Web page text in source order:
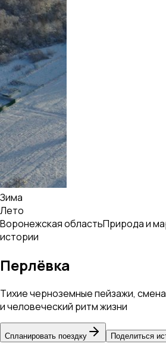
Зима
Лето
Воронежская областьПрирода и
истории
Перлёвка
Тихие черноземные пейзажи,
и человеческий ритм жизни
Спланировать поездку Поделиться